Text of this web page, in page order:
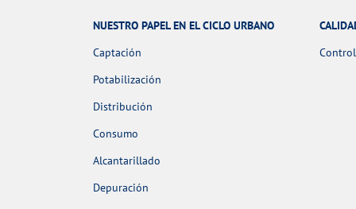
NUESTRO PAPEL EN EL CICLO URBANO
Captación
Potabilización
Distribución
Consumo
Alcantarillado
Depuración